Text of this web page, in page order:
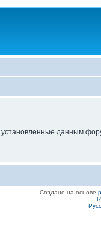
установленные данным
Создано на основе